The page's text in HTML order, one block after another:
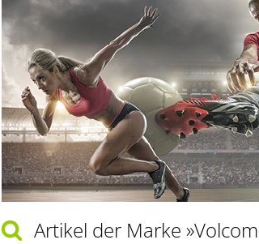
Artikel der Marke